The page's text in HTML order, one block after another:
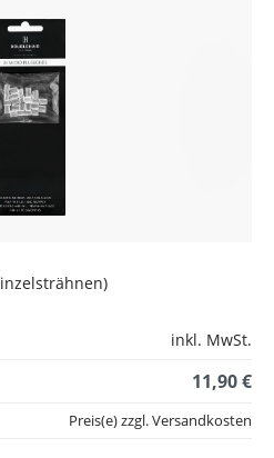
inkl. MwSt.
11,90 €
Preis(e) zzgl. Versandkosten